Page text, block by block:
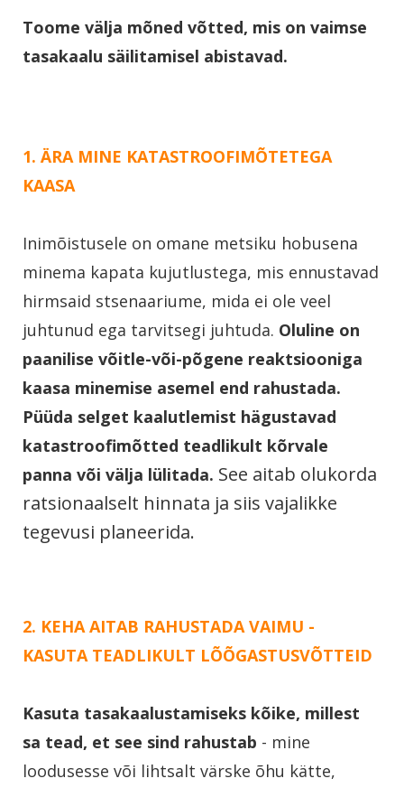
Toome välja mõned võtted, mis on vaimse
tasakaalu säilitamisel abistavad.
1. ÄRA MINE KATASTROOFIMÕTETEGA
KAASA
Inimõistusele on omane metsiku hobusena
minema kapata kujutlustega, mis ennustavad
hirmsaid stsenaariume, mida ei ole veel
juhtunud ega tarvitsegi juhtuda. Oluline on
paanilise võitle-või-põgene reaktsiooniga
kaasa minemise asemel end rahustada.
Püüda selget kaalutlemist hägustavad
katastroofimõtted teadlikult kõrvale
panna või välja lülitada. See aitab olukorda
ratsionaalselt hinnata ja siis vajalikke
tegevusi planeerida.
2. KEHA AITAB RAHUSTADA VAIMU -
KASUTA TEADLIKULT LÕÕGASTUSVÕTTEID
Kasuta tasakaalustamiseks kõike, millest
sa tead, et see sind rahustab - mine
loodusesse või lihtsalt värske õhu kätte,